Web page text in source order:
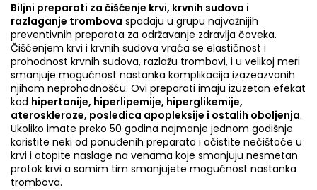
Biljni preparati za čišćenje krvi, krvnih sudova i
razlaganje trombova spadaju u grupu najvažnijih
preventivnih preparata za održavanje zdravlja čoveka.
Čišćenjem krvi i krvnih sudova vraća se elastičnost i
prohodnost krvnih sudova, razlažu trombovi, i u velikoj meri
smanjuje mogućnost nastanka komplikacija izazeazvanih
njihom neprohodnošću. Ovi preparati imaju izuzetan efekat
kod hipertonije, hiperlipemije, hiperglikemije,
ateroskleroze, posledica apopleksije i ostalih oboljenja.
Ukoliko imate preko 50 godina najmanje jednom godišnje
koristite neki od ponuđenih preparata i očistite nečištoće u
krvi i otopite naslage na venama koje smanjuju nesmetan
protok krvi a samim tim smanjujete mogućnost nastanka
trombova.